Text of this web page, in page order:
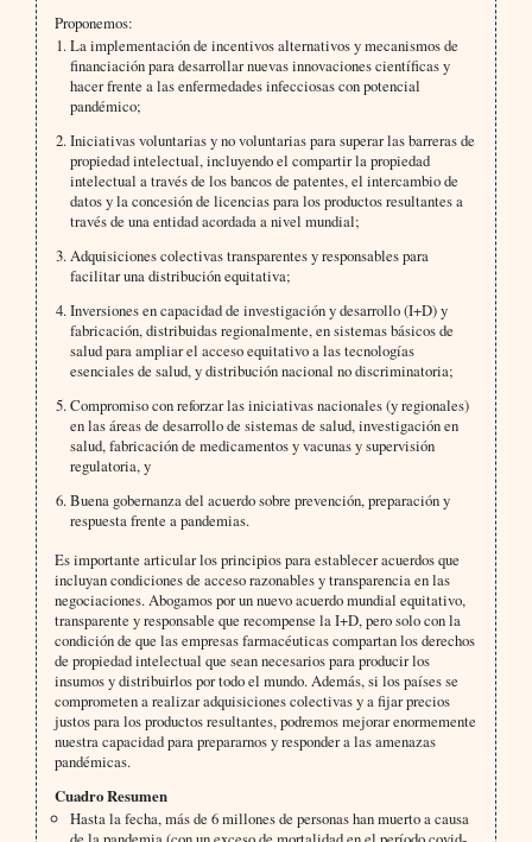
Proponemos:
La implementación de incentivos alternativos y mecanismos de
financiación para desarrollar nuevas innovaciones científicas y
hacer frente a las enfermedades infecciosas con potencial
pandémico;
Iniciativas voluntarias y no voluntarias para superar las barreras de
propiedad intelectual, incluyendo el compartir la propiedad
intelectual a través de los bancos de patentes, el intercambio de
datos y la concesión de licencias para los productos resultantes a
través de una entidad acordada a nivel mundial;
Adquisiciones colectivas transparentes y responsables para
facilitar una distribución equitativa;
Inversiones en capacidad de investigación y desarrollo (I+D) y
fabricación, distribuidas regionalmente, en sistemas básicos de
salud para ampliar el acceso equitativo a las tecnologías
esenciales de salud, y distribución nacional no discriminatoria;
Compromiso con reforzar las iniciativas nacionales (y regionales)
en las áreas de desarrollo de sistemas de salud, investigación en
salud, fabricación de medicamentos y vacunas y supervisión
regulatoria, y
Buena gobernanza del acuerdo sobre prevención, preparación y
respuesta frente a pandemias.
Es importante articular los principios para establecer acuerdos que
incluyan condiciones de acceso razonables y transparencia en las
negociaciones. Abogamos por un nuevo acuerdo mundial equitativo,
transparente y responsable que recompense la I+D, pero solo con la
condición de que las empresas farmacéuticas compartan los derechos
de propiedad intelectual que sean necesarios para producir los
insumos y distribuirlos por todo el mundo. Además, si los países se
comprometen a realizar adquisiciones colectivas y a fijar precios
justos para los productos resultantes, podremos mejorar enormemente
nuestra capacidad para prepararnos y responder a las amenazas
pandémicas.
Cuadro Resumen
Hasta la fecha, más de 6 millones de personas han muerto a causa